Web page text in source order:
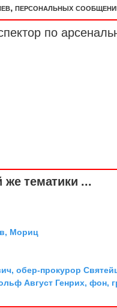
персональных
по
же тематики ...
Мориц
обер-прокурор
Август Генрих, фон,